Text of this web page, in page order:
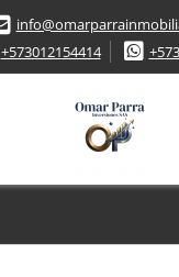
+573012154414